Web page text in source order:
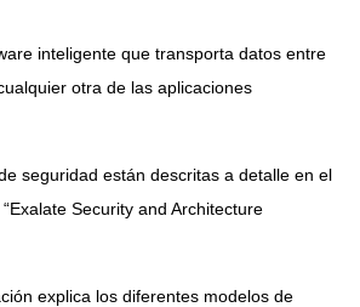
inteligente que transporta datos entre
otra de las aplicaciones
seguridad están descritas a detalle en el
Exalate Security and Architecture
explica los diferentes modelos de